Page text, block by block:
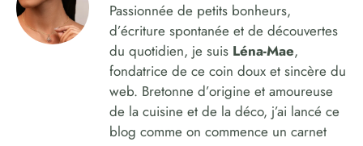
Passionnée de petits bonheurs,
d’écriture spontanée et de découvertes
du quotidien, je suis Léna-Mae,
fondatrice de ce coin doux et sincère du
web. Bretonne d’origine et amoureuse
de la cuisine et de la déco, j’ai lancé ce
blog comme on commence un carnet